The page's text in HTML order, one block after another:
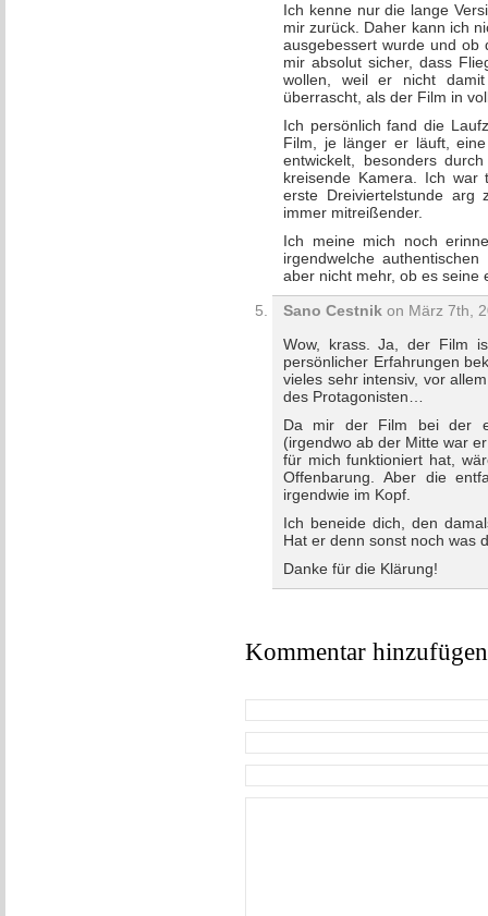
Ich kenne nur die lange
mir zurück. Daher kann ich
ausgebessert wurde und ob
mir absolut sicher, dass
wollen, weil er nicht
überrascht, als der Film in
Ich persönlich fand die
Film, je länger er läuft,
entwickelt, besonders
kreisende Kamera. Ich
erste Dreiviertelstunde arg
immer mitreißender.
Ich meine mich noch
irgendwelche
aber nicht mehr, ob es seine
Sano Cestnik on März 7th,
Wow, krass. Ja, der Film
persönlicher Erfahrungen
vieles sehr intensiv, vor
des Protagonisten…
Da mir der Film bei der
(irgendwo ab der Mitte war
für mich funktioniert hat,
Offenbarung. Aber die
irgendwie im Kopf.
Ich beneide dich, den
Hat er denn sonst noch was
Danke für die Klärung!
Kommentar hinzufügen